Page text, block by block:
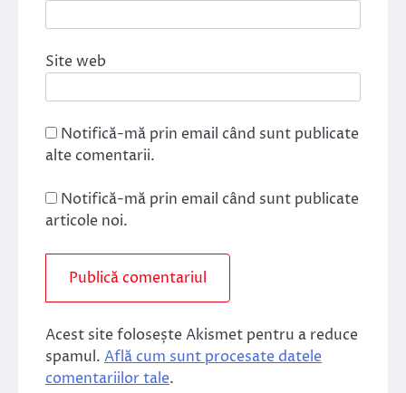
Site web
Notifică-mă prin email când sunt publicate
alte comentarii.
Notifică-mă prin email când sunt publicate
articole noi.
Acest site folosește Akismet pentru a reduce
spamul. Află cum sunt procesate datele
comentariilor tale.